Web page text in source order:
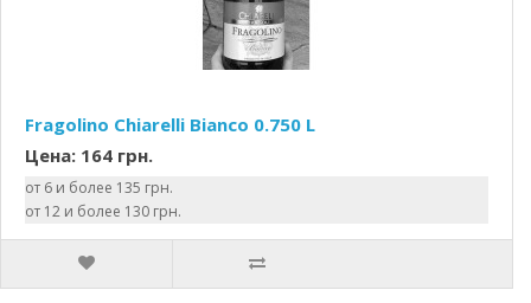
Fragolino Chiarelli Bianco 0.750 L
Цена: 164 грн.
от 6 и более 135 грн.
от 12 и более 130 грн.